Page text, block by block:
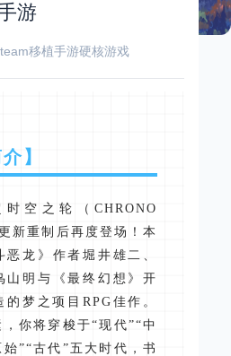
游
移植手游硬核游戏
】
空之轮（CHRONO
新重制后再度登场！本
恶龙》作者堀井雄二、
山明与《最终幻想》开
梦之项目RPG佳作。
你将穿梭于“现代”“中
”“古代”五大时代，书